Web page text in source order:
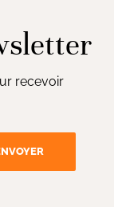
recevoir